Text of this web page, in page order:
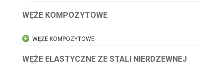
WĘŻE KOMPOZYTOWE
WĘŻE KOMPOZYTOWE
WĘŻE ELASTYCZNE ZE STALI NIERDZEWNEJ